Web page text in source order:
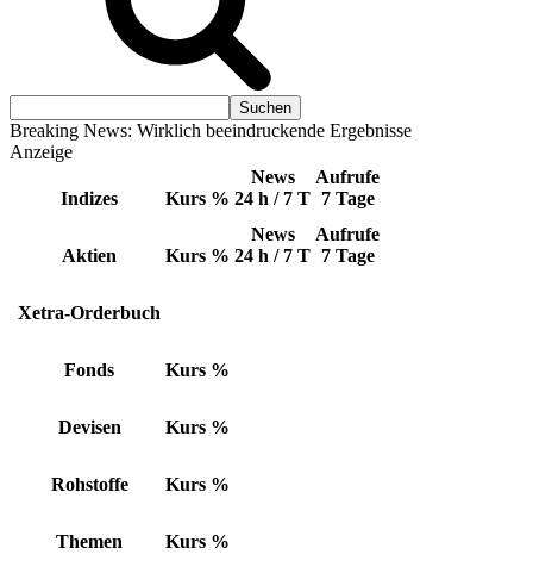
Breaking News: Wirklich beeindruckende Ergebnisse
Anzeige
Indizes Kurs %
News
24 h / 7 T
Aufrufe
7 Tage
Aktien Kurs %
News
24 h / 7 T
Aufrufe
7 Tage
Xetra-Orderbuch
Fonds Kurs %
Devisen Kurs %
Rohstoffe Kurs %
Themen Kurs %